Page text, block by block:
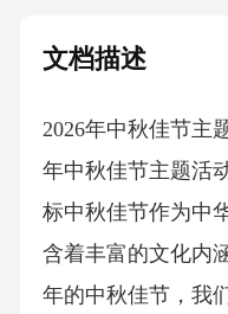
文档描述
2026年中秋佳节主
年中秋佳节主题活
标中秋佳节作为中
含着丰富的文化内
年的中秋佳节，我